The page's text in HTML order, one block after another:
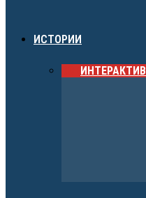
ИСТОРИИ
ИНТЕРАКТИВ